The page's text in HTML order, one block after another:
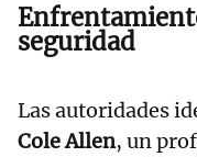
seguridad
Las autoridades
Cole Allen, un